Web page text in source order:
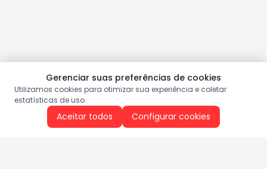
Gerenciar suas preferências de cookies
Utilizamos cookies para otimizar sua experiência e coletar
estatísticas de uso.
Aceitar todos Configurar cookies